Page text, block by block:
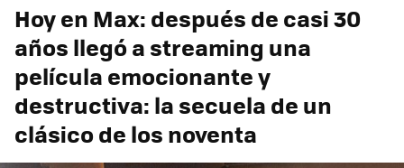
Hoy en Max: después de casi 30
años llegó a streaming una
película emocionante y
destructiva: la secuela de un
clásico de los noventa